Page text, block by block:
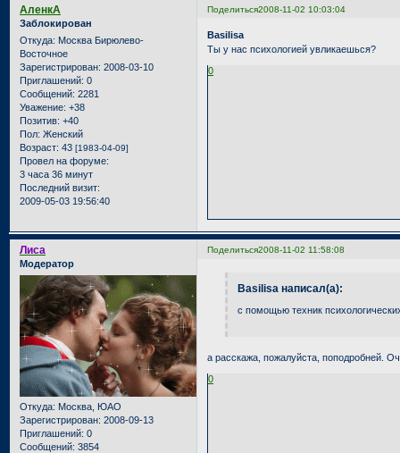
Поделиться2008-11-02 10:03:04
АленкА
Заблокирован
Откуда: Москва Бирюлево-
Восточное
Зарегистрирован: 2008-03-10
Приглашений: 0
Сообщений: 2281
Уважение: +38
Позитив: +40
Пол: Женский
Возраст: 43 [1983-04-09]
Провел на форуме:
3 часа 36 минут
Последний визит:
2009-05-03 19:56:40
Basilisa
Ты у нас психологией увликаешься?
0
Поделиться2008-11-02 11:58:08
Лиса
Модератор
Откуда: Москва, ЮАО
Зарегистрирован: 2008-09-13
Приглашений: 0
Сообщений: 3854
Basilisa написал(а):
с помощью техник
а расскажа, пожалуйста, поподробней.
0